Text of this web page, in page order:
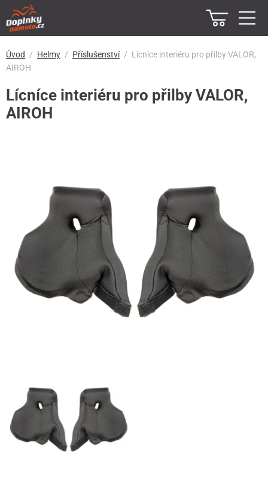
Úvod Helmy Příslušenství
Lícníce interiéru pro přilby VALOR,
AIROH
Lícníce interiéru pro přilby VALOR,
AIROH